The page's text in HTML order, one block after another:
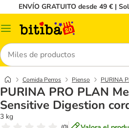
ENVÍO GRATUITO desde 49 € |
Menú
Buscar
Comida Perros Pienso PURINA
PURINA PRO PLAN
Sensitive Digestion
3 kg